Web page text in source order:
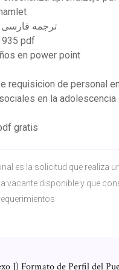
504 essential words pdf ترجمه فارسی
pdf
en power point
requisicion de personal
en la adolescencia
gratis
es la solicitud que realiza
vacante disponible y que
J) Formato de Perfil del